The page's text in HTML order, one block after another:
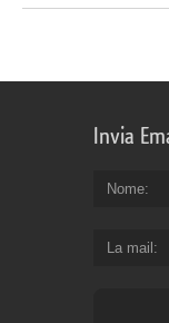
Invia
Nome
La mail